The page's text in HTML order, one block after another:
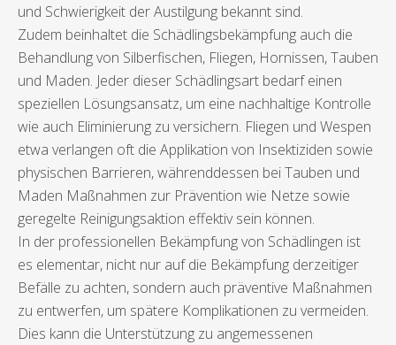
und Schwierigkeit der Austilgung bekannt sind.
Zudem beinhaltet die Schädlingsbekämpfung auch die
Behandlung von Silberfischen, Fliegen, Hornissen, Tauben
und Maden. Jeder dieser Schädlingsart bedarf einen
speziellen Lösungsansatz, um eine nachhaltige Kontrolle
wie auch Eliminierung zu versichern. Fliegen und Wespen
etwa verlangen oft die Applikation von Insektiziden sowie
physischen Barrieren, währenddessen bei Tauben und
Maden Maßnahmen zur Prävention wie Netze sowie
geregelte Reinigungsaktion effektiv sein können.
In der professionellen Bekämpfung von Schädlingen ist
es elementar, nicht nur auf die Bekämpfung derzeitiger
Befälle zu achten, sondern auch präventive Maßnahmen
zu entwerfen, um spätere Komplikationen zu vermeiden.
Dies kann die Unterstützung zu angemessenen